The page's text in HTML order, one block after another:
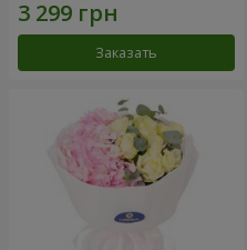
Заказать